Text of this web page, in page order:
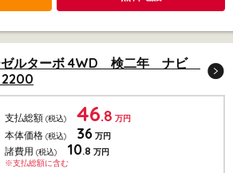
ゼルターボ 4WD 検二年 ナビ
支払総額 (税込) 46.8 万円
本体価格 (税込) 36 万円
諸費用 (税込) 10.8 万円
※支払総額に含む